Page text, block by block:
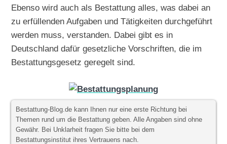
Ebenso wird auch als Bestattung alles, was dabei an
zu erfüllenden Aufgaben und Tätigkeiten durchgeführt
werden muss, verstanden. Dabei gibt es in
Deutschland dafür gesetzliche Vorschriften, die im
Bestattungsgesetz geregelt sind.
Bestattung-Blog.de kann Ihnen nur eine erste Richtung bei
Themen rund um die Bestattung geben. Alle Angaben sind ohne
Gewähr. Bei Unklarheit fragen Sie bitte bei dem
Bestattungsinstitut ihres Vertrauens nach.